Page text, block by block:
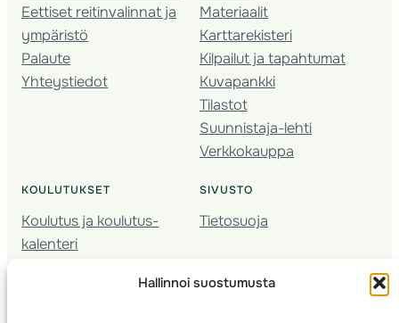
Hallinnoi suostumusta
Eettiset reitinvalinnat ja
ympäristö
Palaute
Yhteystiedot
Materiaalit
Karttarekisteri
Kilpailut ja tapahtumat
Kuvapankki
Tilastot
Suunnistaja-lehti
Verkkokauppa
KOULUTUKSET
Koulutus ja koulutus­
kalenteri
Seura­kehittäminen
SIVUSTO
Tietosuoja